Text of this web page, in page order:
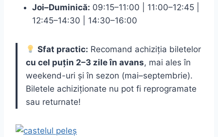
Joi–Duminică: 09:15–11:00 | 11:00–12:45 |
12:45–14:30 | 14:30–16:00
Sfat practic: Recomand achiziția biletelor
cu cel puțin 2–3 zile în avans, mai ales în
weekend-uri și în sezon (mai–septembrie).
Biletele achiziționate nu pot fi reprogramate
sau returnate!